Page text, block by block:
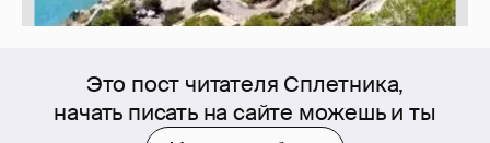
Это пост читателя Сплетника,
начать писать на сайте можешь и ты